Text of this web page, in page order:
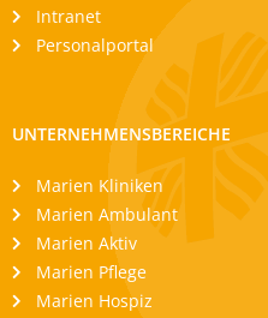
Intranet
Personalportal
UNTERNEHMENSBEREICHE
Marien Kliniken
Marien Ambulant
Marien Aktiv
Marien Pflege
Marien Hospiz